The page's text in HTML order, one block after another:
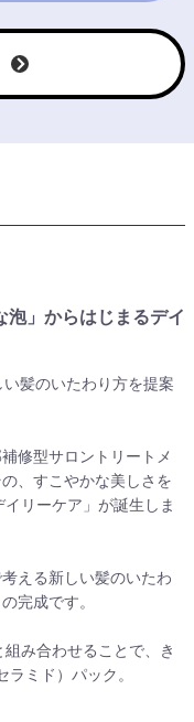
」からはじまるデイ
髪のいたわり方を提案
修型サロントリートメ
、すこやかな美しさを
リーケア」が誕生しま
える新しい髪のいたわ
完成です。
組み合わせることで、き
ミド）パック。